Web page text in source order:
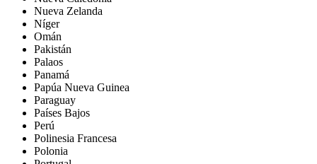
Nueva Zelanda
Níger
Omán
Pakistán
Palaos
Panamá
Papúa Nueva Guinea
Paraguay
Países Bajos
Perú
Polinesia Francesa
Polonia